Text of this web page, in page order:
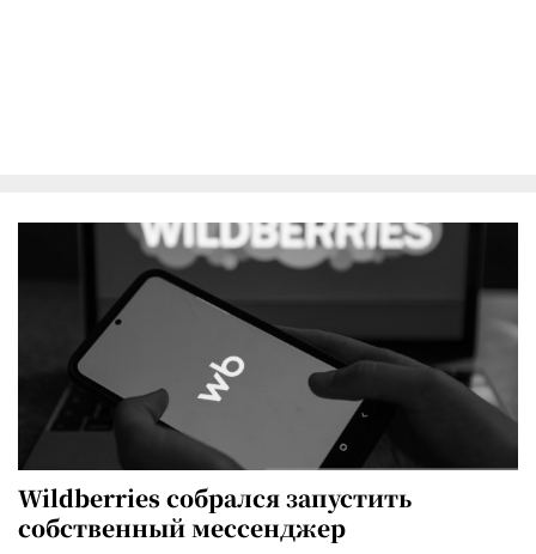
Wildberries собрался запустить
собственный мессенджер